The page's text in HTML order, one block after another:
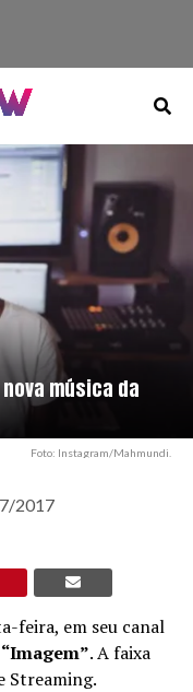
nova música da
Foto: Instagram/Mahmundi.
2017
feira, em seu canal
“Imagem”. A faixa
Streaming.